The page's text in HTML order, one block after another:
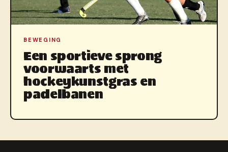
BEWEGING
Een sportieve sprong
voorwaarts met
hockeykunstgras en
padelbanen